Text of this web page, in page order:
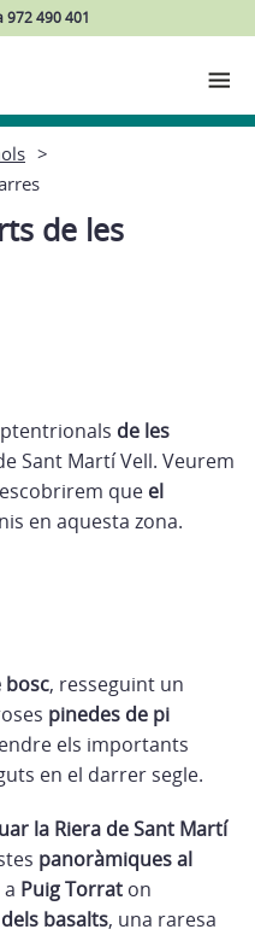
972 490 401
de les
de les
Sant Martí Vell. Veurem
que el
en aquesta zona.
bosc, resseguint un
pinedes de pi
els importants
en el darrer segle.
la Riera de Sant Martí
panoràmiques al
Puig Torrat on
basalts, una raresa